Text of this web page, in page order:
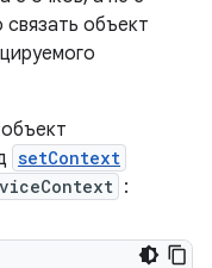
объект
setContext
: